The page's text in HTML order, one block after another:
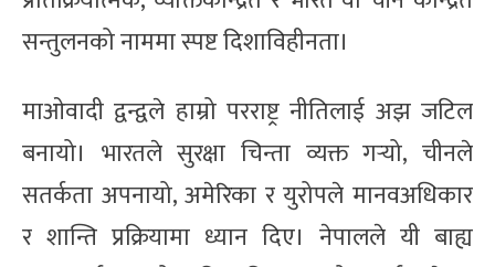
सन्तुलनको नाममा स्पष्ट दिशाविहीनता।
माओवादी द्वन्द्वले हाम्रो परराष्ट्र नीतिलाई अझ जटिल
बनायो। भारतले सुरक्षा चिन्ता व्यक्त गर्‍यो, चीनले
सतर्कता अपनायो, अमेरिका र युरोपले मानवअधिकार
र शान्ति प्रक्रियामा ध्यान दिए। नेपालले यी बाह्य